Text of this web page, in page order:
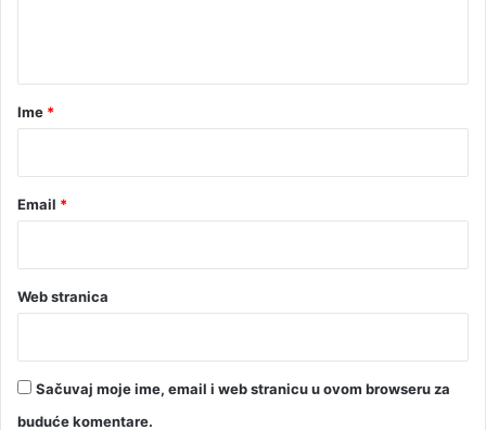
r
Ime *
Email *
Web stranica
Sačuvaj moje ime, email i web stranicu u ovom browseru za
buduće komentare.